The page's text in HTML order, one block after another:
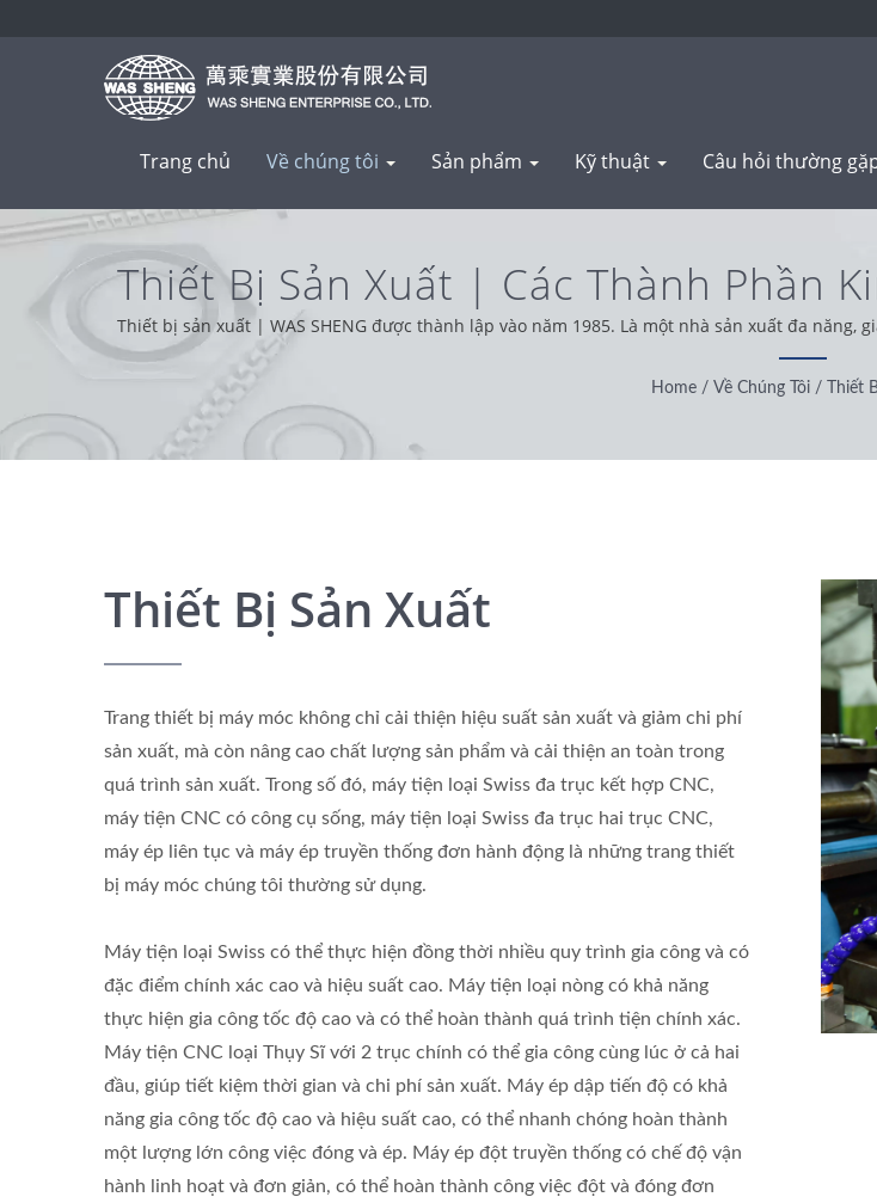
Trang chủ Về chúng tôi Sản phẩm Kỹ thuật Câu hỏi thường
Thiết Bị Sản Xuất | Các Thành Phần
Đóng Dấu Và Rèn |
Thiết bị sản xuất | WAS SHENG được thành lập vào năm 1985. Là một nhà sản xuất đa
trên sự hỗ trợ của khách hàng từ khắp nơi trên thế giới, chúng tôi hoạt động với tinh thần
Home / Về Chúng Tôi / Thiết
Thiết Bị Sản Xuất
Trang thiết bị máy móc không chỉ cải thiện hiệu suất sản xuất và giảm chi phí
sản xuất, mà còn nâng cao chất lượng sản phẩm và cải thiện an toàn trong
quá trình sản xuất. Trong số đó, máy tiện loại Swiss đa trục kết hợp CNC,
máy tiện CNC có công cụ sống, máy tiện loại Swiss đa trục hai trục CNC,
máy ép liên tục và máy ép truyền thống đơn hành động là những trang thiết
bị máy móc chúng tôi thường sử dụng.
Máy tiện loại Swiss có thể thực hiện đồng thời nhiều quy trình gia công và có
đặc điểm chính xác cao và hiệu suất cao. Máy tiện loại nòng có khả năng
thực hiện gia công tốc độ cao và có thể hoàn thành quá trình tiện chính xác.
Máy tiện CNC loại Thụy Sĩ với 2 trục chính có thể gia công cùng lúc ở cả hai
đầu, giúp tiết kiệm thời gian và chi phí sản xuất. Máy ép dập tiến độ có khả
năng gia công tốc độ cao và hiệu suất cao, có thể nhanh chóng hoàn thành
một lượng lớn công việc đóng và ép. Máy ép đột truyền thống có chế độ vận
hành linh hoạt và đơn giản, có thể hoàn thành công việc đột và đóng đơn